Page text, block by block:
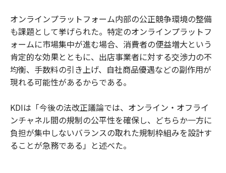
オンラインプラットフォーム内部の公正競争環境の整備
も課題として挙げられた。特定のオンラインプラットフ
ォームに市場集中が進む場合、消費者の便益増大という
肯定的な効果とともに、出店事業者に対する交渉力の不
均衡、手数料の引き上げ、自社商品優遇などの副作用が
現れる可能性があるからである。
KDIは「今後の法改正議論では、オンライン・オフライ
ンチャネル間の規制の公平性を確保し、どちらか一方に
負担が集中しないバランスの取れた規制枠組みを設計す
ることが急務である」と述べた。